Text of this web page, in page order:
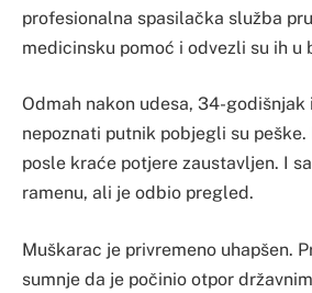
profesionalna spasilačka služba
medicinsku pomoć i odvezli su ih u
Odmah nakon udesa, 34-godišnjak
nepoznati putnik pobjegli su
posle kraće potjere zaustavljen. I
ramenu, ali je odbio pregled.
Muškarac je privremeno uhapšen.
sumnje da je počinio otpor